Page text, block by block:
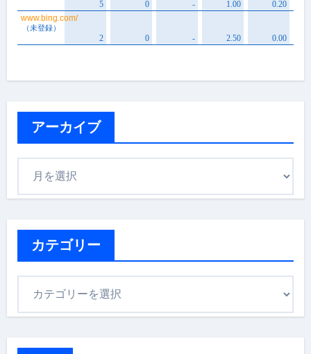
アーカイブ
カテゴリー